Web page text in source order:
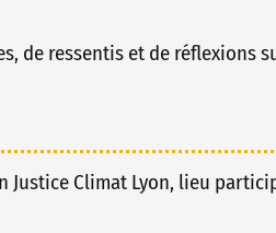
de ressentis et de réflexions
Climat Lyon, lieu